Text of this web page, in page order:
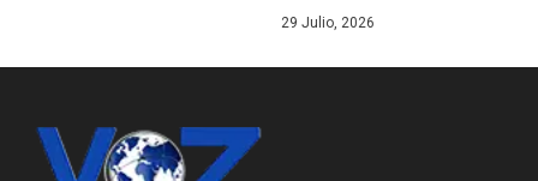
29 Julio, 2026